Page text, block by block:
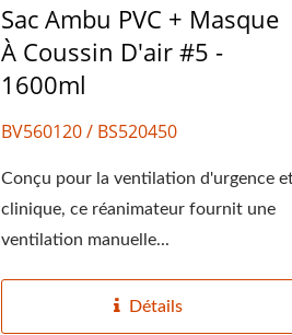
Sac Ambu PVC + Masque
À Coussin D'air #5 -
1600ml
BV560120 / BS520450
Conçu pour la ventilation d'urgence
clinique, ce réanimateur fournit une
ventilation manuelle...
Détails